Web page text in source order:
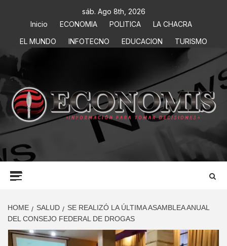
sáb. Ago 8th, 2026
Inicio
ECONOMIA POLITICA
LA CHACRA
EL MUNDO
INFOTECNO EDUCACION TURISMO
ECONOMIS
INFORMACIÓN PARA TOMAR DECISIONES
HOME SALUD
SE REALIZÓ LA ÚLTIMA ASAMBLEA ANUAL
DEL CONSEJO FEDERAL DE DROGAS